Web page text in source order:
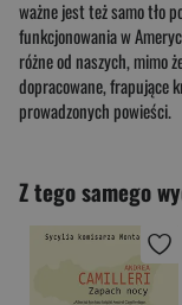
ważne jest też samo tło
funkcjonowania w
różne od naszych, mimo
dopracowane, frapujące
prowadzonych powieści.
Z tego samego